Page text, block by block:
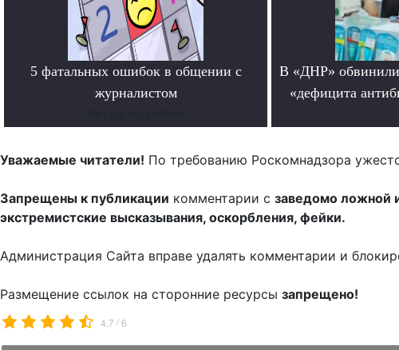
5 фатальных ошибок в общении с
журналистом
В «ДНР» обвинили
«дефицита
Уважаемые читатели! По требованию Роскомнадзора
Запрещены к публикации комментарии с заведомо ложной
экстремистские высказывания, оскорбления, фейки.
Администрация Сайта вправе удалять комментарии и
Размещение ссылок на сторонние ресурсы запрещено!
4.7 /6